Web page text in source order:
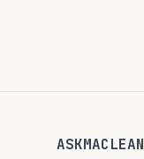
ASKMACLEAN